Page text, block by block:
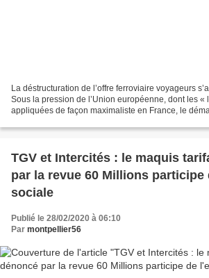
La déstructuration de l’offre ferroviaire voyageurs
Sous la pression de l’Union européenne, dont les «
appliquées de façon maximaliste en France, le
TGV et Intercités : le maquis
par la revue 60 Millions participe
sociale
Publié le 28/02/2020 à 06:10
Par montpellier56